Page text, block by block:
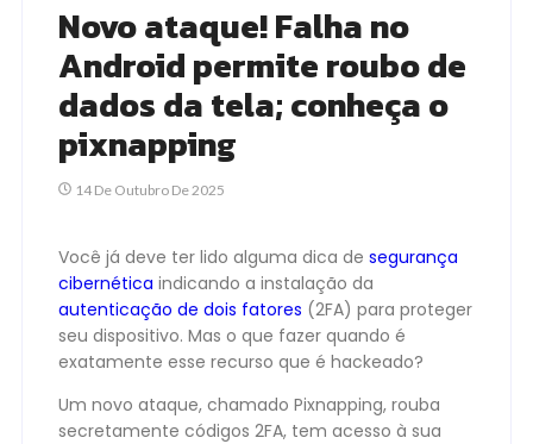
Novo ataque! Falha no
Android permite roubo de
dados da tela; conheça o
pixnapping
14 De Outubro De 2025
Você já deve ter lido alguma dica de segurança
cibernética indicando a instalação da
autenticação de dois fatores (2FA) para proteger
seu dispositivo. Mas o que fazer quando é
exatamente esse recurso que é hackeado?
Um novo ataque, chamado Pixnapping, rouba
secretamente códigos 2FA, tem acesso à sua